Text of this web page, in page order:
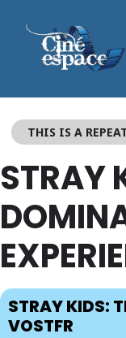
THIS IS A
STRAY
STRAY KIDS:
VOSTFR